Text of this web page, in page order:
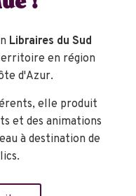
Libraires du Sud
en région
d'Azur.
elle produit
et des animations
à destination de